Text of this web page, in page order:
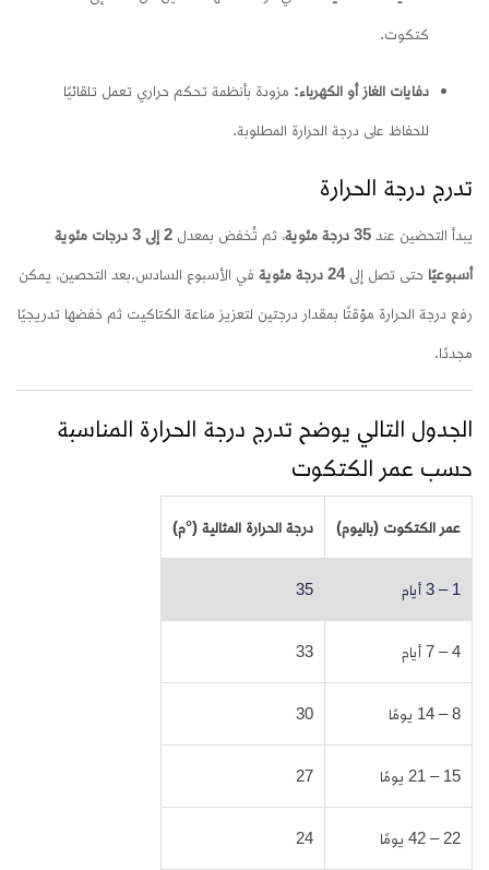
كتكوت.
دفايات الغاز أو الكهرباء: مزودة بأنظمة تحكم حراري تعمل تلقائيًا
للحفاظ على درجة الحرارة المطلوبة.
تدرج درجة الحرارة
يبدأ التحضين عند 35 درجة مئوية ، ثم تُخفض بمعدل 2 إلى 3 درجات مئوية
أسبوعيًا حتى تصل إلى24 درجة مئوية في الأسبوع السادس.بعد التحصين، يمكن
رفع درجة الحرارة مؤقتًا بمقدار درجتين لتعزيز مناعة الكتاكيت ثم خفضها تدريجيًا
مجددًا.
الجدول التالي يوضح تدرج درجة الحرارة المناسبة
حسب عمر الكتكوت
عمر الكتكوت (باليوم) درجة الحرارة المثالية (°م)
1 – 3 أيام 35
4 – 7 أيام 33
8 – 14 يومًا 30
15 – 21 يومًا 27
22 – 42 يومًا 24